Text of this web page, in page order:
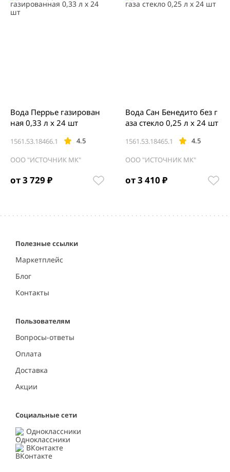
от 3 729 ₽
1561.53.18466.1 4.5
Вода Перрье газирован
ная 0,33 л х 24 шт
ООО "ИСТОЧНИК МК"
от 3 410 ₽
1561.53.18465.1 4.5
Вода Сан Бенедито без г
аза стекло 0,25 л х 24 шт
ООО "ИСТОЧНИК МК"
5
Полезные ссылки
Маркетплейс
Блог
Контакты
Пользователям
Вопросы-ответы
Оплата
Доставка
Акции
Социальные сети
Одноклассники
ВКонтакте